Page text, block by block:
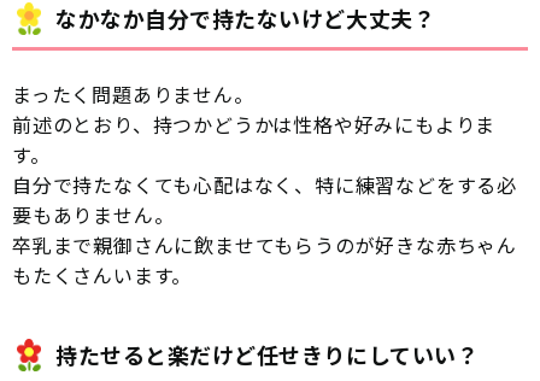
なかなか自分で持たないけど大丈夫？
まったく問題ありません。
前述のとおり、持つかどうかは性格や好みにもよりま
す。
自分で持たなくても心配はなく、特に練習などをする必
要もありません。
卒乳まで親御さんに飲ませてもらうのが好きな赤ちゃん
もたくさんいます。
持たせると楽だけど任せきりにしていい？